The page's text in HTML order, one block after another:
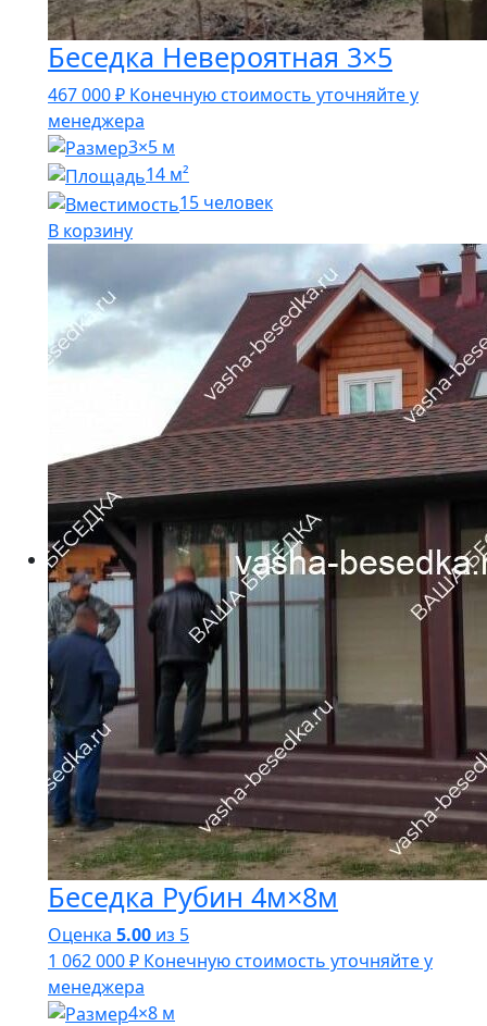
Беседка Невероятная 3×5
467 000₽ Конечную стоимость уточняйте у
менеджера
3×5 м
14 м²
15 человек
В корзину
Беседка Рубин 4м×8м
Оценка 5.00 из 5
1 062 000₽ Конечную стоимость уточняйте у
менеджера
4×8 м